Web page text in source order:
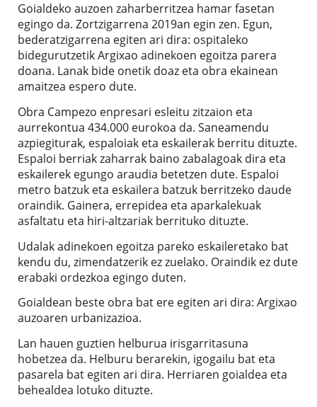
Goialdeko auzoen zaharberritzea hamar fasetan
egingo da. Zortzigarrena 2019an egin zen. Egun,
bederatzigarrena egiten ari dira: ospitaleko
bidegurutzetik Argixao adinekoen egoitza parera
doana. Lanak bide onetik doaz eta obra ekainean
amaitzea espero dute.
Obra Campezo enpresari esleitu zitzaion eta
aurrekontua 434.000 eurokoa da. Saneamendu
azpiegiturak, espaloiak eta eskailerak berritu dituzte.
Espaloi berriak zaharrak baino zabalagoak dira eta
eskailerek egungo araudia betetzen dute. Espaloi
metro batzuk eta eskailera batzuk berritzeko daude
oraindik. Gainera, errepidea eta aparkalekuak
asfaltatu eta hiri-altzariak berrituko dituzte.
Udalak adinekoen egoitza pareko eskaileretako bat
kendu du, zimendatzerik ez zuelako. Oraindik ez dute
erabaki ordezkoa egingo duten.
Goialdean beste obra bat ere egiten ari dira: Argixao
auzoaren urbanizazioa.
Lan hauen guztien helburua irisgarritasuna
hobetzea da. Helburu berarekin, igogailu bat eta
pasarela bat egiten ari dira. Herriaren goialdea eta
behealdea lotuko dituzte.